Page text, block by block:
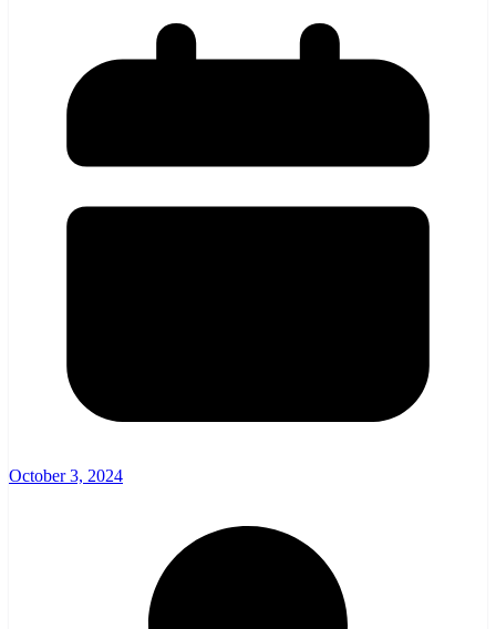
October 3, 2024